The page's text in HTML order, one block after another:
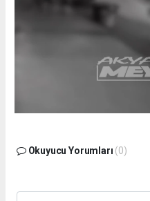
Okuyucu Yorumları (0)